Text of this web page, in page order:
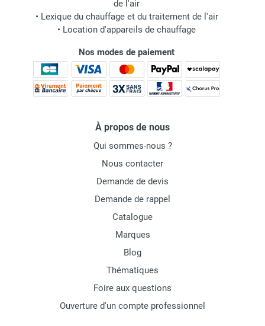
de l'air
• Lexique du chauffage et du traitement de l'air
• Location d'appareils de chauffage
Nos modes de paiement
À propos de nous
Qui sommes-nous ?
Nous contacter
Demande de devis
Demande de rappel
Catalogue
Marques
Blog
Thématiques
Foire aux questions
Ouverture d'un compte professionnel